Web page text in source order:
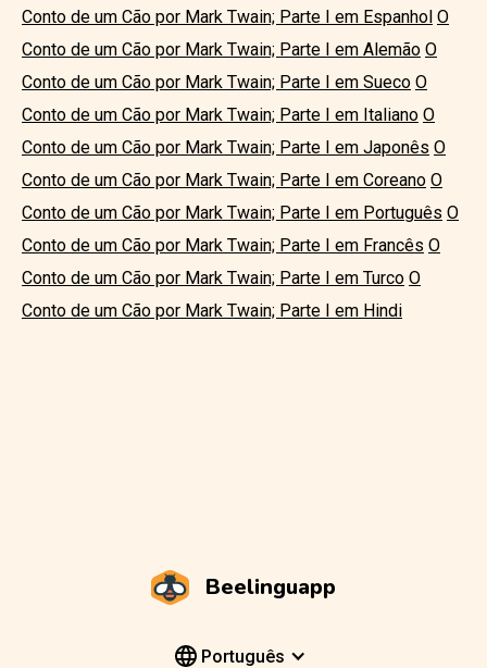
Conto de um Cão por Mark Twain; Parte I em Espanhol O
Conto de um Cão por Mark Twain; Parte I em Alemão O
Conto de um Cão por Mark Twain; Parte I em Sueco O
Conto de um Cão por Mark Twain; Parte I em Italiano O
Conto de um Cão por Mark Twain; Parte I em Japonês O
Conto de um Cão por Mark Twain; Parte I em Coreano O
Conto de um Cão por Mark Twain; Parte I em Português O
Conto de um Cão por Mark Twain; Parte I em Francês O
Conto de um Cão por Mark Twain; Parte I em Turco O
Conto de um Cão por Mark Twain; Parte I em Hindi
Beelinguapp
Português